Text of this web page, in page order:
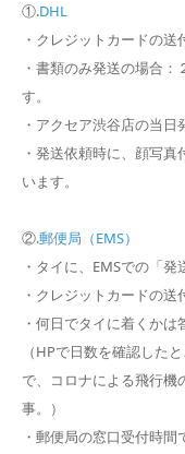
①.DHL
・クレジットカードの送
・書類のみ発送の場合
す。
・アクセア渋谷店の当
・発送依頼時に、顔写
います。
②.郵便局（EMS）
・タイに、EMSでの「発
・クレジットカードの送
・何日でタイに着くかは
（HPで日数を確認した
で、コロナによる飛行機
事。）
・郵便局の窓口受付時